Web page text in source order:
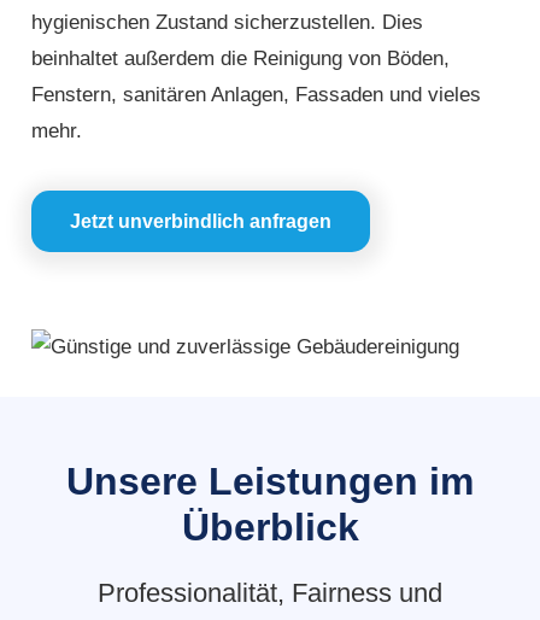
hygienischen Zustand sicherzustellen. Dies
beinhaltet außerdem die Reinigung von Böden,
Fenstern, sanitären Anlagen, Fassaden und vieles
mehr.
Jetzt unverbindlich anfragen
Unsere Leistungen im
Überblick
Professionalität, Fairness und